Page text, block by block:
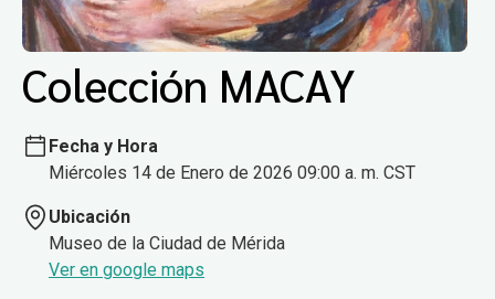
Colección MACAY
Fecha y Hora
Miércoles 14 de Enero de 2026 09:00 a. m. CST
Ubicación
Museo de la Ciudad de Mérida
Ver en google maps